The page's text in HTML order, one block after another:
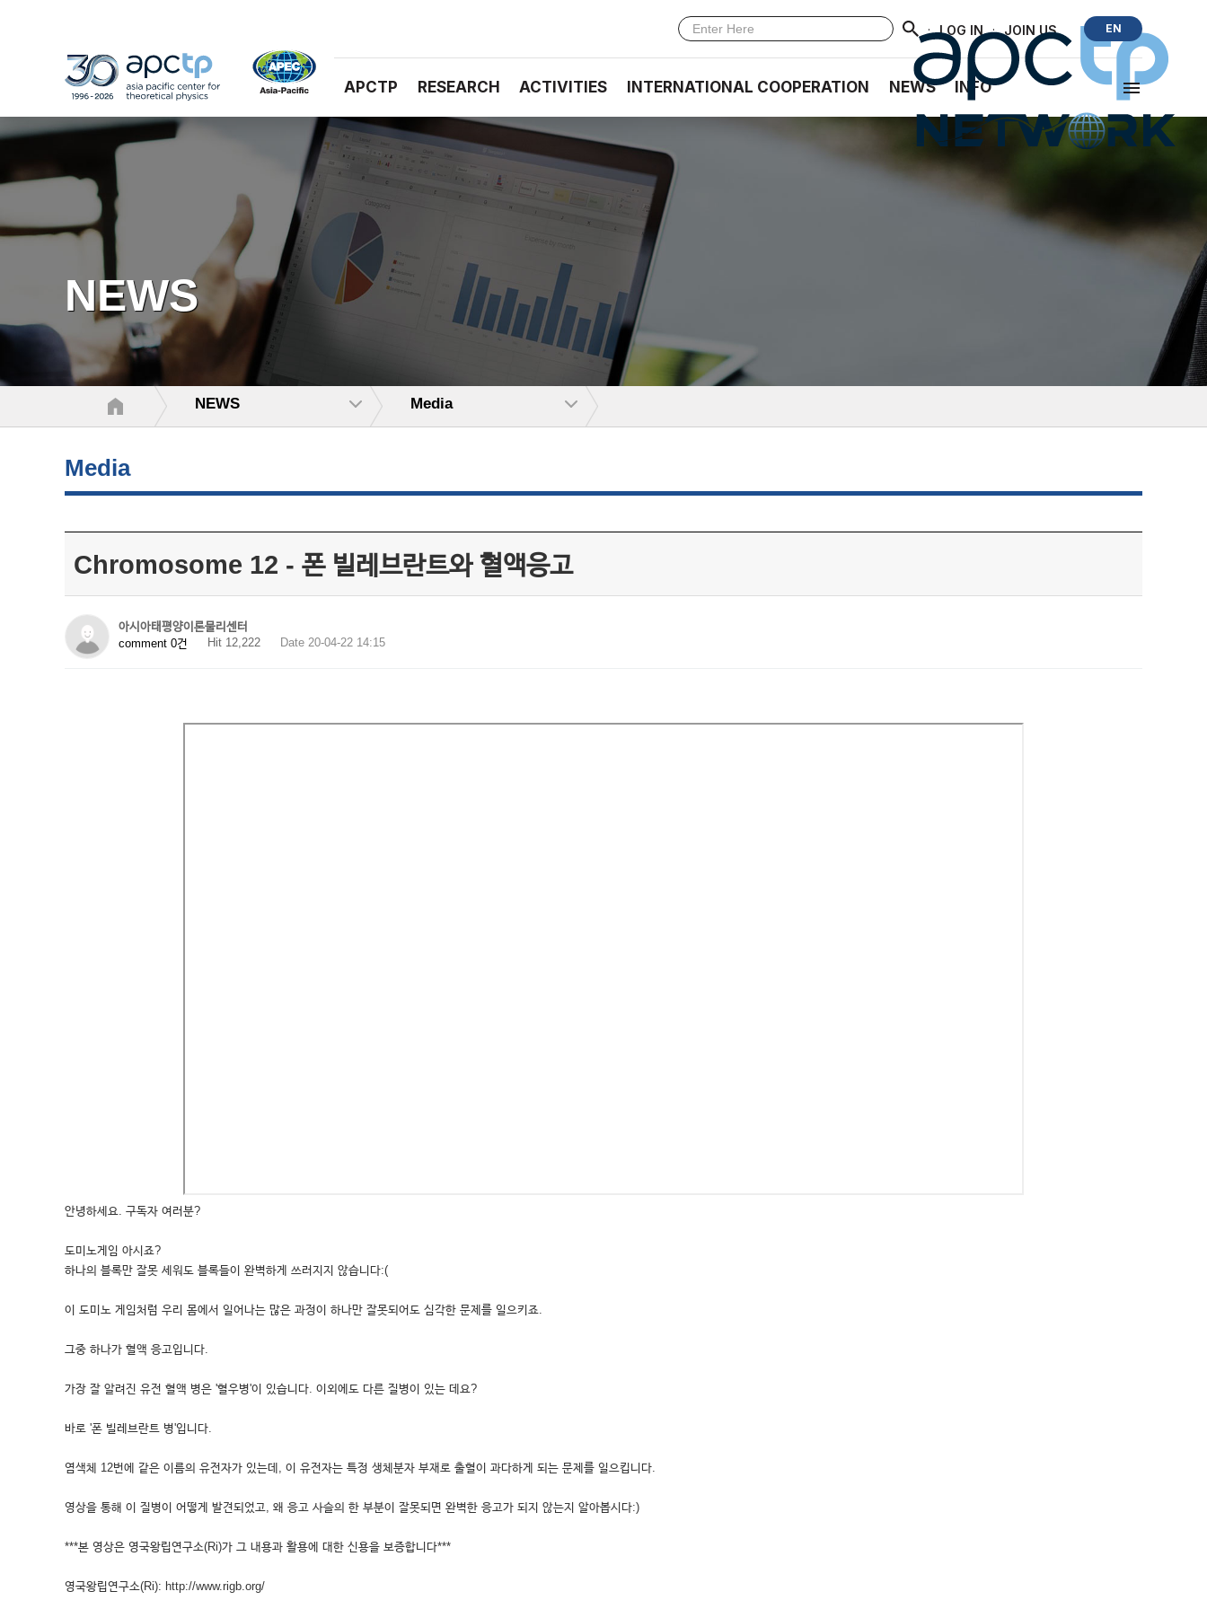
· LOG IN · JOIN US EN
APCTP RESEARCH ACTIVITIES INTERNATIONAL COOPERATION NEWS INFO
NEWS
NEWS Media
Media
Chromosome 12 - 폰 빌레브란트와 혈액응고
아시아태평양이론물리센터
comment 0건
Hit 12,222 Date 20-04-22 14:15
안녕하세요. 구독자 여러분?
도미노게임 아시죠?
하나의 블록만 잘못 세워도 블록들이 완벽하게 쓰러지지 않습니다:(
이 도미노 게임처럼 우리 몸에서 일어나는 많은 과정이 하나만 잘못되어도 심각한 문제를 일으키죠.
그중 하나가 혈액 응고입니다.
가장 잘 알려진 유전 혈액 병은 '혈우병'이 있습니다. 이외에도 다른 질병이 있는 데요?
바로 '폰 빌레브란트 병'입니다.
염색체 12번에 같은 이름의 유전자가 있는데, 이 유전자는 특정 생체분자 부재로 출혈이 과다하게 되는 문제를 일으킵니다.
영상을 통해 이 질병이 어떻게 발견되었고, 왜 응고 사슬의 한 부분이 잘못되면 완벽한 응고가 되지 않는지 알아봅시다:)
***본 영상은 영국왕립연구소(Ri)가 그 내용과 활용에 대한 신용을 보증합니다***
영국왕립연구소(Ri): http://www.rigb.org/